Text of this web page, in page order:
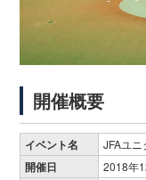
開催概要
イベント名 JFAユ
開催日 2018年